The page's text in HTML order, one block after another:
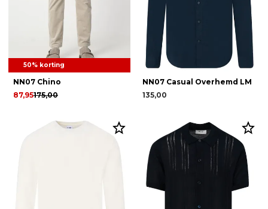
50% korting
NN07 Chino
175,00
87,95
NN07 Casual Overhemd LM
135,00